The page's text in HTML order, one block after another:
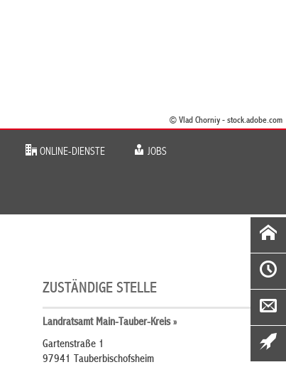
© Vlad Chorniy - stock.adobe.com
ONLINE-DIENSTE JOBS
ZUSTÄNDIGE STELLE
Landratsamt Main-Tauber-Kreis »
Gartenstraße 1
97941 Tauberbischofsheim